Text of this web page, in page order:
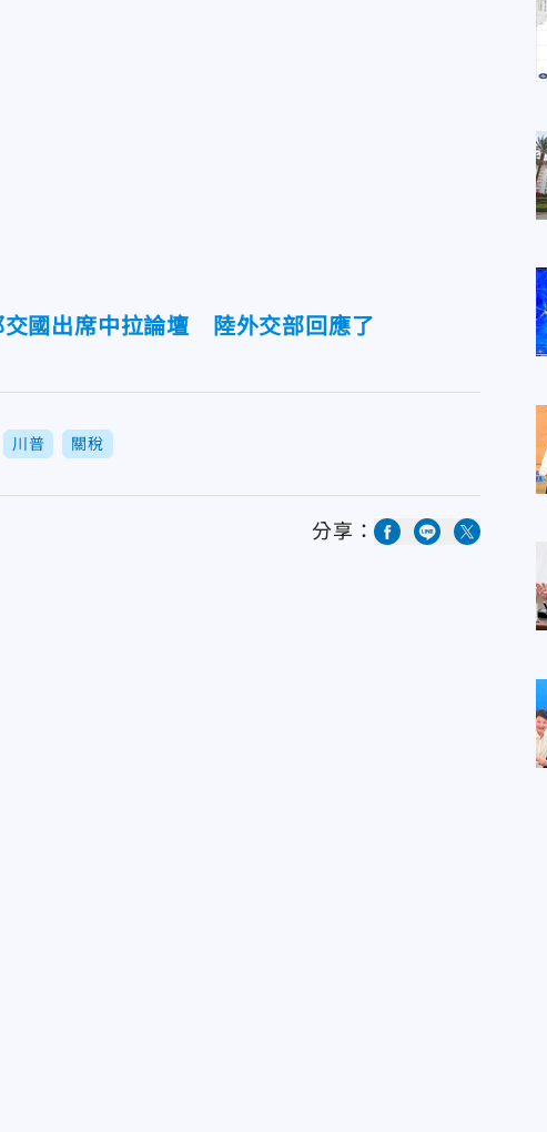
交國出席中拉論壇 陸外交部回應了
川普 關稅
分享：